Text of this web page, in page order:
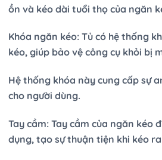
ồn và kéo dài tuổi thọ của ngăn
Khóa ngăn kéo: Tủ có hệ thống
kéo, giúp bảo vệ công cụ khỏi bị
Hệ thống khóa này cung cấp sự
cho người dùng.
Tay cầm: Tay cầm của ngăn kéo
dụng, tạo sự thuận tiện khi kéo